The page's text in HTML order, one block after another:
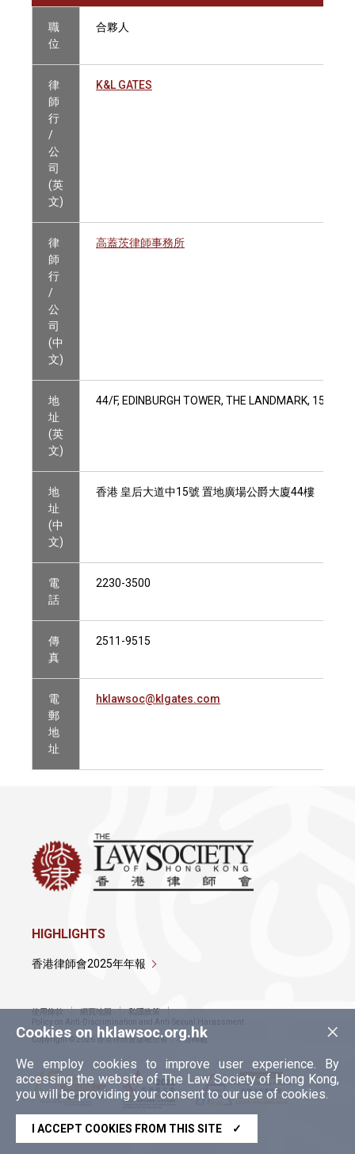
職
位
合夥人
律
師
行
/
公
司
(英
文)
K&L GATES
律
師
行
/
公
司
(中
文)
高蓋茨律師事務所
地
址
(英
文)
44/F, EDINBURGH TOWER, THE LANDMARK, 15
地
址
(中
文)
香港 皇后大道中15號 置地廣場公爵大廈44樓
電
話
2230-3500
傳
真
2511-9515
電
郵
地
址
hklawsoc@klgates.com
×
Cookies on hklawsoc.org.hk
We employ cookies to improve user experience. By
accessing the website of The Law Society of Hong Kong,
you will be providing your consent to our use of cookies.
I ACCEPT COOKIES FROM THIS SITE ✓
HIGHLIGHTS
香港律師會2025年年報
使用條款 網頁地圖
私隱政策
Policy on Anti-Discrimination and Anti-Sexual Harassment
Copyright © 2026 香港律師會版權所有，不得轉載